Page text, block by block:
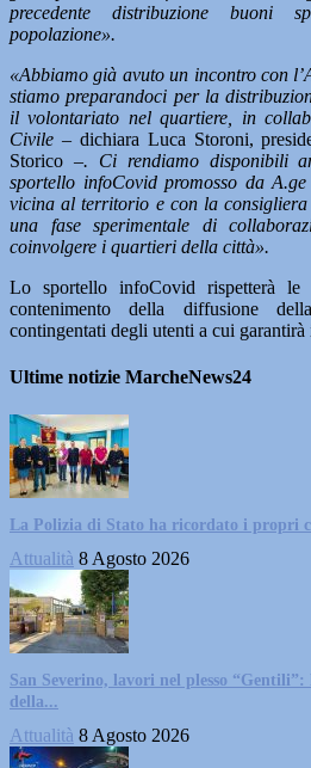
precedente distribuzione buoni
popolazione».
«Abbiamo già avuto un incontro con
stiamo preparandoci per la
il volontariato nel quartiere, in
Civile – dichiara Luca Storoni,
Storico –. Ci rendiamo disponibili
sportello infoCovid promosso da
vicina al territorio e con la
una fase sperimentale di
coinvolgere i quartieri della città».
Lo sportello infoCovid rispetterà
contenimento della diffusione
contingentati degli utenti a cui
Ultime notizie MarcheNews24
La Polizia di Stato ha ricordato i propri
Attualità 8 Agosto 2026
San Severino, lavori nel plesso “Gentili”:
della...
Attualità 8 Agosto 2026